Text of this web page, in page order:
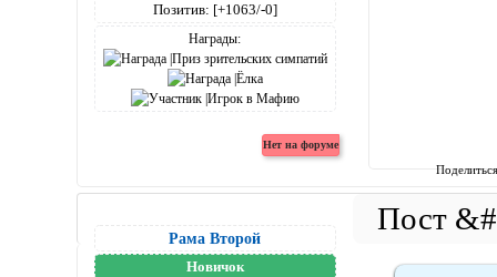
Позитив: [+1063/-0]
Награды:
Рама Второй
Новичок